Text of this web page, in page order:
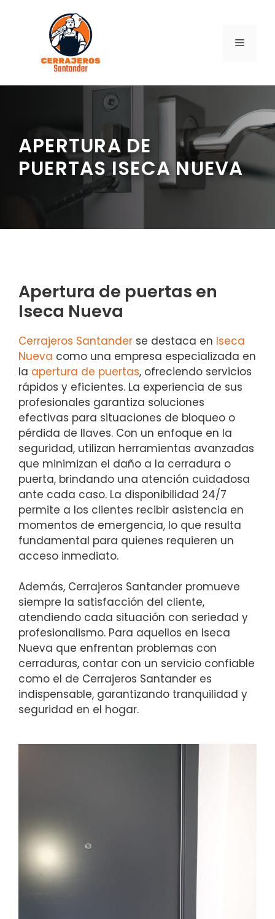
contenido
MENÚ
APERTURA DE
PUERTAS ISECA NUEVA
Apertura de puertas en
Iseca Nueva
Cerrajeros Santander se destaca en Iseca
Nueva como una empresa especializada en
la apertura de puertas, ofreciendo servicios
rápidos y eficientes. La experiencia de sus
profesionales garantiza soluciones
efectivas para situaciones de bloqueo o
pérdida de llaves. Con un enfoque en la
seguridad, utilizan herramientas avanzadas
que minimizan el daño a la cerradura o
puerta, brindando una atención cuidadosa
ante cada caso. La disponibilidad 24/7
permite a los clientes recibir asistencia en
momentos de emergencia, lo que resulta
fundamental para quienes requieren un
acceso inmediato.
Además, Cerrajeros Santander promueve
siempre la satisfacción del cliente,
atendiendo cada situación con seriedad y
profesionalismo. Para aquellos en Iseca
Nueva que enfrentan problemas con
cerraduras, contar con un servicio confiable
como el de Cerrajeros Santander es
indispensable, garantizando tranquilidad y
seguridad en el hogar.